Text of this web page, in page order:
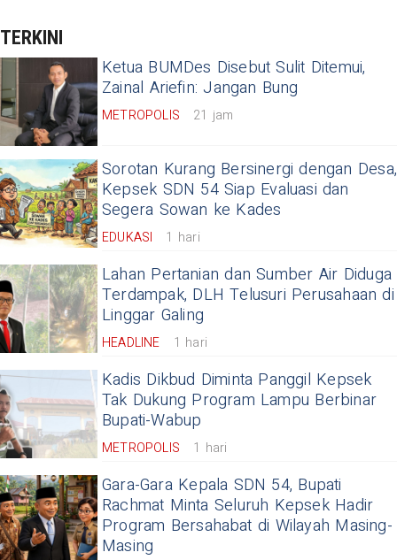
TERKINI
Ketua BUMDes Disebut Sulit Ditemui,
Zainal Ariefin: Jangan Bung
METROPOLIS 21 jam
Sorotan Kurang Bersinergi dengan Desa,
Kepsek SDN 54 Siap Evaluasi dan
Segera Sowan ke Kades
EDUKASI 1 hari
Lahan Pertanian dan Sumber Air Diduga
Terdampak, DLH Telusuri Perusahaan di
Linggar Galing
HEADLINE 1 hari
Kadis Dikbud Diminta Panggil Kepsek
Tak Dukung Program Lampu Berbinar
Bupati-Wabup
METROPOLIS 1 hari
Gara-Gara Kepala SDN 54, Bupati
Rachmat Minta Seluruh Kepsek Hadir
Program Bersahabat di Wilayah Masing-
Masing